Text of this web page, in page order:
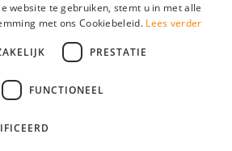
website te gebruiken, stemt u in met alle
met ons Cookiebeleid. Lees verder
PRESTATIE
FUNCTIONEEL